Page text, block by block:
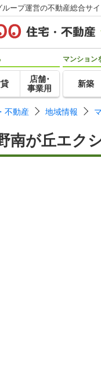
ループ運営の不動産総合サ
店舗･
事業用
マンション
新築
不動産 地域情報
南が丘エク